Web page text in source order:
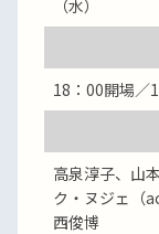
（水）
18：00開場／
高泉淳子、山
ク・ヌジェ（
西俊博